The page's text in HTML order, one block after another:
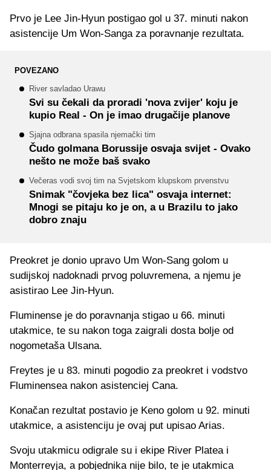
Prvo je Lee Jin-Hyun postigao gol u 37. minuti nakon
asistencije Um Won-Sanga za poravnanje rezultata.
POVEZANO
River savladao Urawu
Svi su čekali da proradi 'nova zvijer' koju je
kupio Real - On je imao drugačije planove
Sjajna odbrana spasila njemački tim
Čudo golmana Borussije osvaja svijet - Ovako
nešto ne može baš svako
Večeras vodi svoj tim na Svjetskom klupskom prvenstvu
Snimak "čovjeka bez lica" osvaja internet:
Mnogi se pitaju ko je on, a u Brazilu to jako
dobro znaju
Preokret je donio upravo Um Won-Sang golom u
sudijskoj nadoknadi prvog poluvremena, a njemu je
asistirao Lee Jin-Hyun.
Fluminense je do poravnanja stigao u 66. minuti
utakmice, te su nakon toga zaigrali dosta bolje od
nogometaša Ulsana.
Freytes je u 83. minuti pogodio za preokret i vodstvo
Fluminensea nakon asistenciej Cana.
Konačan rezultat postavio je Keno golom u 92. minuti
utakmice, a asistenciju je ovaj put upisao Arias.
Svoju utakmicu odigrale su i ekipe River Platea i
Monterreyja, a pobjednika nije bilo, te je utakmica